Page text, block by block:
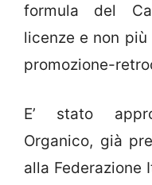
formula del
licenze e non
promozione-
E’ stato
Organico, già
alla Federazione